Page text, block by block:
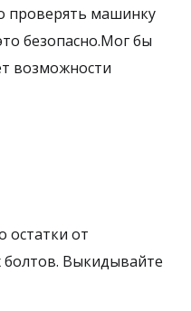
проверять машинку
безопасно.Мог бы
возможности
остатки от
Выкидывайте